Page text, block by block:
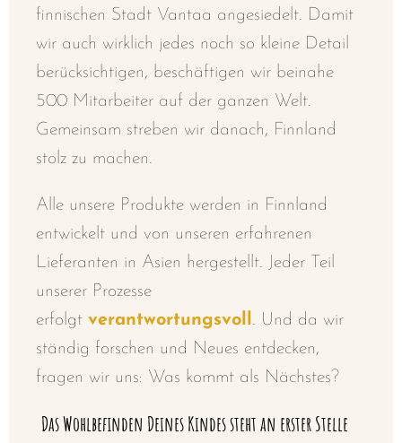
finnischen Stadt Vantaa angesiedelt. Damit
wir auch wirklich jedes noch so kleine Detail
berücksichtigen, beschäftigen wir beinahe
500 Mitarbeiter auf der ganzen Welt.
Gemeinsam streben wir danach, Finnland
stolz zu machen.
Alle unsere Produkte werden in Finnland
entwickelt und von unseren erfahrenen
Lieferanten in Asien hergestellt. Jeder Teil
unserer Prozesse
erfolgt verantwortungsvoll. Und da wir
ständig forschen und Neues entdecken,
fragen wir uns: Was kommt als Nächstes?
Das Wohlbefinden Deines Kindes steht an erster Stelle